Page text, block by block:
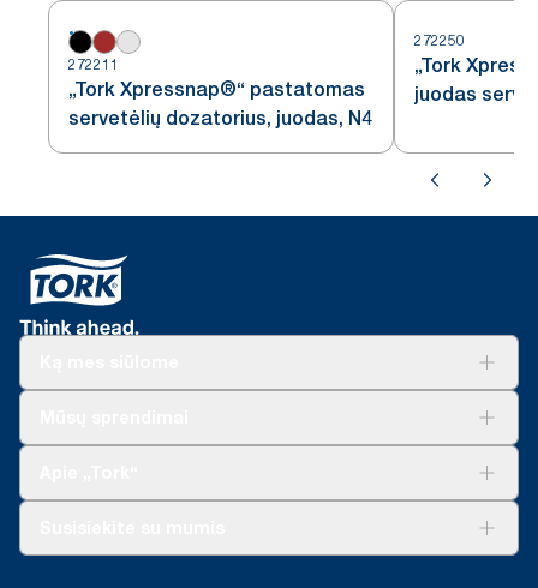
272211
„Tork Xpressnap®“ pastatomas
servetėlių dozatorius, juodas, N4
272250
„Tork
juodas